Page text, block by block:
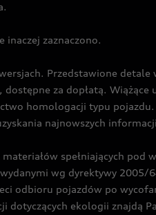
inaczej zaznaczono.
Przedstawione
za dopłatą.
homologacji typu
najnowszych
spełniających
wg dyrektywy
odbioru pojazdów po
dotyczących ekologii znajdą